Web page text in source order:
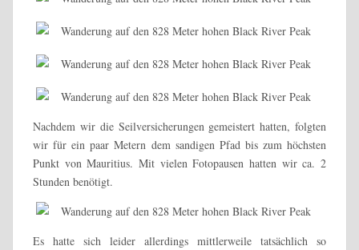
Nachdem wir die Seilversicherungen gemeistert hatten, folgten
wir für ein paar Metern dem sandigen Pfad bis zum höchsten
Punkt von Mauritius. Mit vielen Fotopausen hatten wir ca. 2
Stunden benötigt.
Es hatte sich leider allerdings mittlerweile tatsächlich so